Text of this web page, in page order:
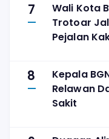
7
Wali Kota
Trotoar
Pejalan
8
Kepala
Relawan
Sakit